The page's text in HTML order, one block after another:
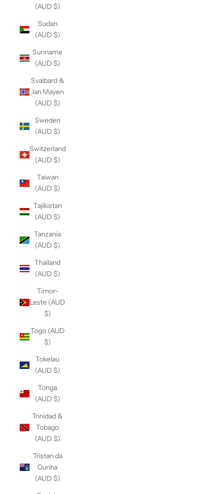
(AUD $)
Sudan
(AUD $)
Suriname
(AUD $)
Svalbard &
Jan Mayen
(AUD $)
Sweden
(AUD $)
Switzerland
(AUD $)
Taiwan
(AUD $)
Tajikistan
(AUD $)
Tanzania
(AUD $)
Thailand
(AUD $)
Timor-
Leste (AUD
$)
Togo (AUD
$)
Tokelau
(AUD $)
Tonga
(AUD $)
Trinidad &
Tobago
(AUD $)
Tristan da
Cunha
(AUD $)